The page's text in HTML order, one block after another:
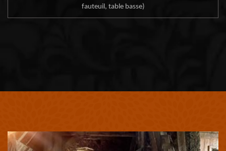
fauteuil, table basse)